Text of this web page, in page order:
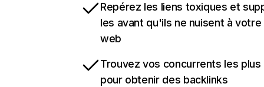
Repérez les liens toxiques et
les avant qu'ils ne nuisent à
web
Trouvez vos concurrents les
pour obtenir des backlinks